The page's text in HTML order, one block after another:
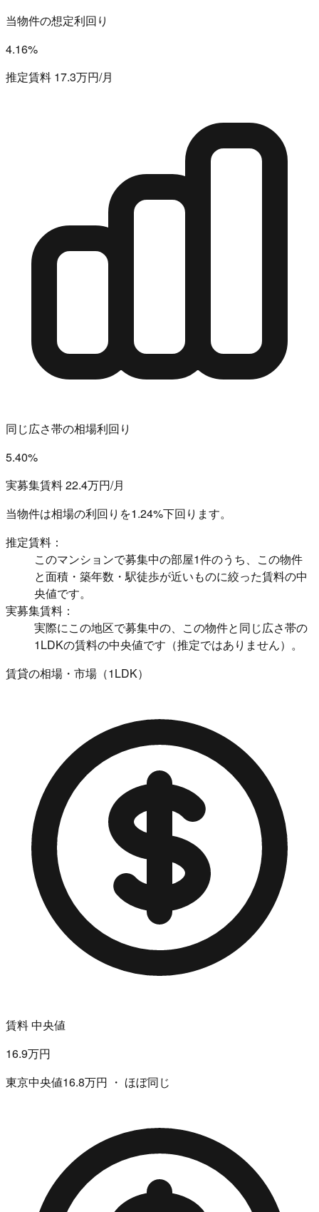
当物件の想定利回り
4.16%
推定賃料 17.3万円/月
同じ広さ帯の相場利回り
5.40%
実募集賃料 22.4万円/月
当物件は相場の利回りを1.24%下回ります。
推定賃料：
このマンションで募集中の部屋1件のうち、この物件
と面積・築年数・駅徒歩が近いものに絞った賃料の中
央値です。
実募集賃料：
実際にこの地区で募集中の、この物件と同じ広さ帯の
1LDKの賃料の中央値です（推定ではありません）。
賃貸の相場・市場（1LDK）
賃料 中央値
16.9万円
東京中央値16.8万円 ・ ほぼ同じ